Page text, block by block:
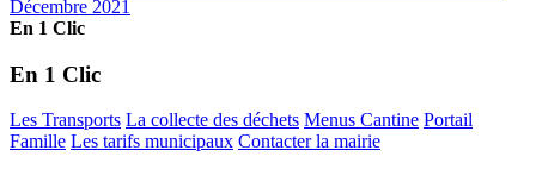
Décembre 2021
En 1 Clic
En 1 Clic
Les Transports La collecte des déchets Menus Cantine Portail
Famille Les tarifs municipaux Contacter la mairie